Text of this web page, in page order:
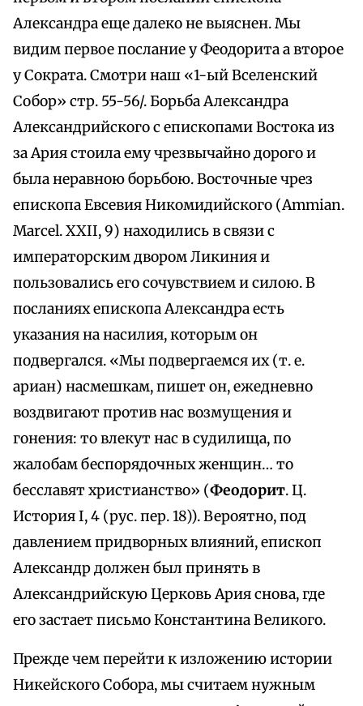
Александра еще далеко не выяснен. Мы
видим первое послание у Феодорита а второе
у Сократа. Смотри наш «1-ый Вселенский
Собор» стр. 55-56/. Борьба Александра
Александрийского с епископами Востока из
за Ария стоила ему чрезвычайно дорого и
была неравною борьбою. Восточные чрез
епископа Евсевия Никомидийского (Ammian.
Marcel. XXII, 9) находились в связи с
императорским двором Ликиния и
пользовались его сочувствием и силою. В
посланиях епископа Александра есть
указания на насилия, которым он
подвергался. «Мы подвергаемся их (т. е.
ариан) насмешкам, пишет он, ежедневно
воздвигают против нас возмущения и
гонения: то влекут нас в судилища, по
жалобам беспорядочных женщин… то
бесславят христианство» (Феодорит. Ц.
История I, 4 (рус. пер. 18)). Вероятно, под
давлением придворных влияний, епископ
Александр должен был принять в
Александрийскую Церковь Ария снова, где
его застает письмо Константина Великого.
Прежде чем перейти к изложению истории
Никейского Собора, мы считаем нужным